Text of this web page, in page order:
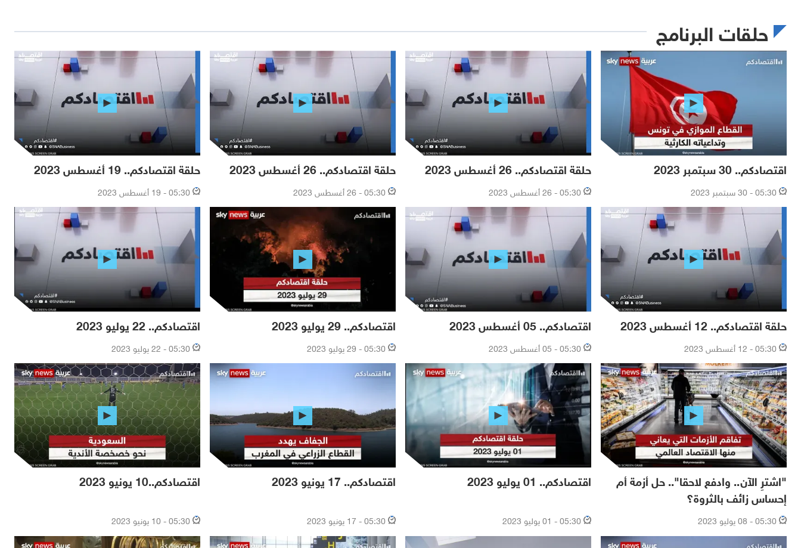
حلقات البرنامج
اقتصادكم.. 30 سبتمبر 2023
05:30 - 30 سبتمبر 2023
حلقة اقتصادكم.. 26 أغسطس 2023
05:30 - 26 أغسطس 2023
حلقة اقتصادكم.. 26 أغسطس 2023
05:30 - 26 أغسطس 2023
حلقة اقتصادكم.. 19 أغسطس 2023
05:30 - 19 أغسطس 2023
حلقة اقتصادكم.. 12 أغسطس 2023
05:30 - 12 أغسطس 2023
اقتصادكم.. 05 أغسطس 2023
05:30 - 05 أغسطس 2023
اقتصادكم.. 29 يوليو 2023
05:30 - 29 يوليو 2023
اقتصادكم.. 22 يوليو 2023
05:30 - 22 يوليو 2023
"اشترِ الآن.. وادفع لاحقا".. حل أزمة أم
إحساس زائف بالثروة؟
05:30 - 08 يوليو 2023
اقتصادكم.. 01 يوليو 2023
05:30 - 01 يوليو 2023
اقتصادكم.. 17 يونيو 2023
05:30 - 17 يونيو 2023
اقتصادكم..10 يونيو 2023
05:30 - 10 يونيو 2023